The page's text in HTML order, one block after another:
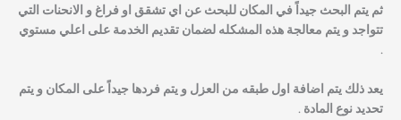
ثم يتم البحث جيداً في المكان للبحث عن اي تشقق او فراغ و الانحنات التي
تتواجد و يتم معالجة هذه المشكله لضمان تقديم الخدمة على اعلي مستوي
.
يعد ذلك يتم اضافة اول طبقه من العزل و يتم فردها جيداً على المكان و يتم
تحديد نوع المادة .